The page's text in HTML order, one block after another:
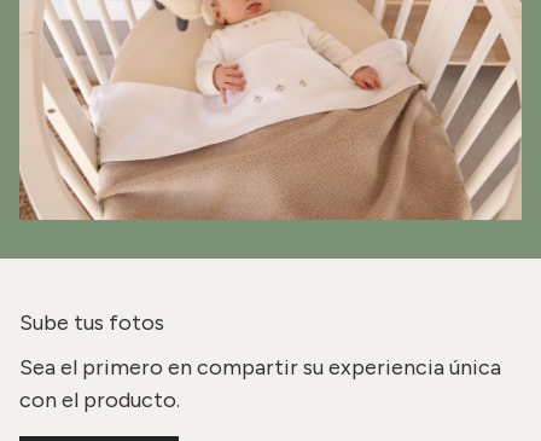
Sube tus fotos
Sea el primero en compartir su experiencia única
con el producto.